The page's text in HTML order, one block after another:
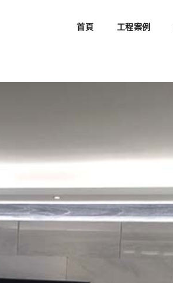
首頁 工程案例